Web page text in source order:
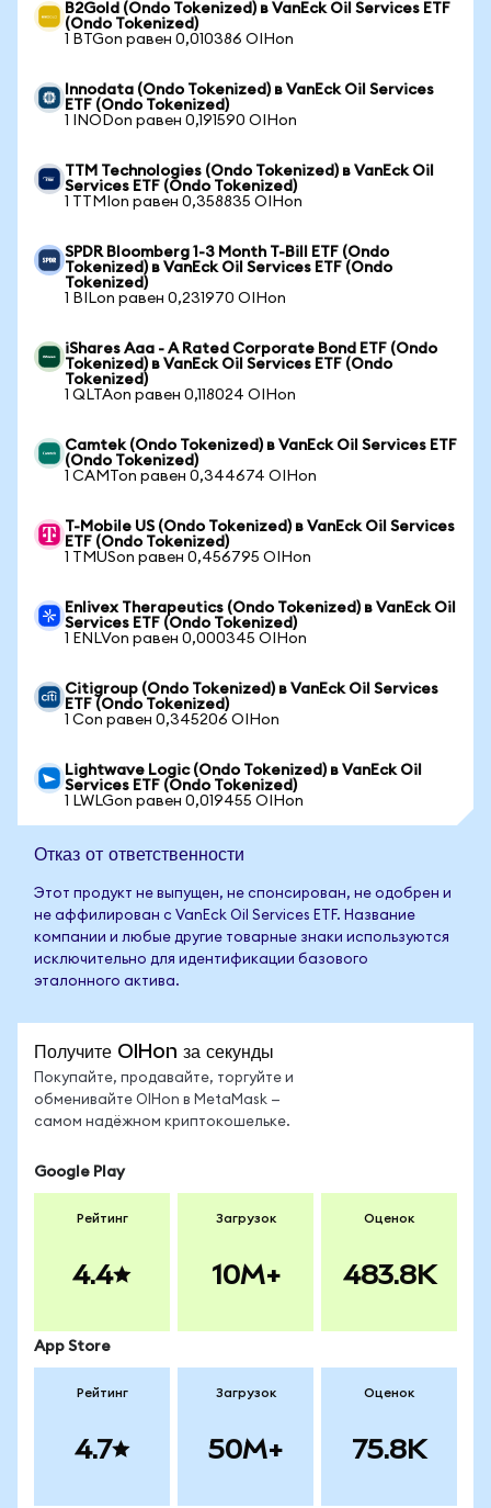
B2Gold (Ondo Tokenized) в VanEck Oil Services ETF
(Ondo Tokenized)
1 BTGon равен 0,010386 OIHon
Innodata (Ondo Tokenized) в VanEck Oil Services
ETF (Ondo Tokenized)
1 INODon равен 0,191590 OIHon
TTM Technologies (Ondo Tokenized) в VanEck Oil
Services ETF (Ondo Tokenized)
1 TTMIon равен 0,358835 OIHon
SPDR Bloomberg 1-3 Month T-Bill ETF (Ondo
Tokenized) в VanEck Oil Services ETF (Ondo
Tokenized)
1 BILon равен 0,231970 OIHon
iShares Aaa - A Rated Corporate Bond ETF (Ondo
Tokenized) в VanEck Oil Services ETF (Ondo
Tokenized)
1 QLTAon равен 0,118024 OIHon
Camtek (Ondo Tokenized) в VanEck Oil Services ETF
(Ondo Tokenized)
1 CAMTon равен 0,344674 OIHon
T-Mobile US (Ondo Tokenized) в VanEck Oil Services
ETF (Ondo Tokenized)
1 TMUSon равен 0,456795 OIHon
Enlivex Therapeutics (Ondo Tokenized) в VanEck Oil
Services ETF (Ondo Tokenized)
1 ENLVon равен 0,000345 OIHon
Citigroup (Ondo Tokenized) в VanEck Oil Services
ETF (Ondo Tokenized)
1 Con равен 0,345206 OIHon
Lightwave Logic (Ondo Tokenized) в VanEck Oil
Services ETF (Ondo Tokenized)
1 LWLGon равен 0,019455 OIHon
Отказ от ответственности
Этот продукт не выпущен, не спонсирован, не одобрен и
не аффилирован с VanEck Oil Services ETF. Название
компании и любые другие товарные знаки используются
исключительно для идентификации базового
эталонного актива.
Получите OIHon за секунды
Покупайте, продавайте, торгуйте и
обменивайте OIHon в MetaMask —
самом надёжном криптокошельке.
Google Play
Рейтинг
4.4
Загрузок
10M+
Оценок
483.8K
App Store
Рейтинг
4.7
Загрузок
50M+
Оценок
75.8K